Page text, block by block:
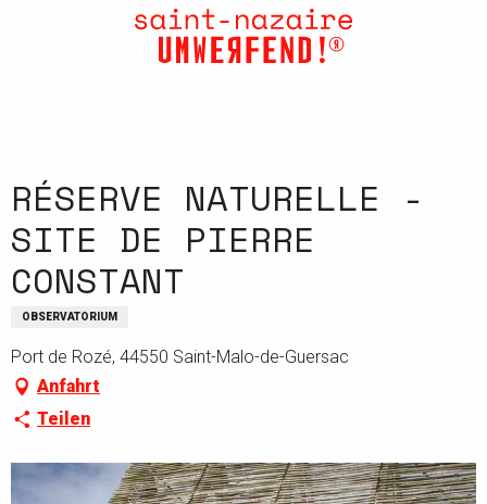
RÉSERVE NATURELLE -
SITE DE PIERRE
CONSTANT
OBSERVATORIUM
Port de Rozé, 44550 Saint-Malo-de-Guersac
Anfahrt
Teilen